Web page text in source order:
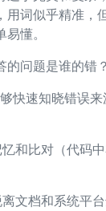
用词似乎精准，
懂。
的问题是谁的错
快速知晓错误
和比对（代码
文档和系统平